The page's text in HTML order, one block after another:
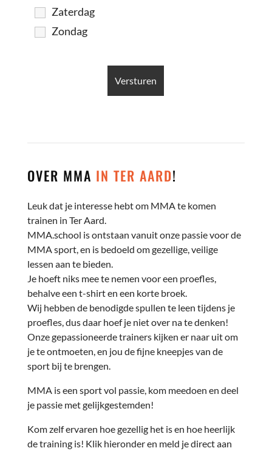
Zaterdag
Zondag
OVER MMA IN TER AARD!
Leuk dat je interesse hebt om MMA te komen
trainen in Ter Aard.
MMA.school is ontstaan vanuit onze passie voor de
MMA sport, en is bedoeld om gezellige, veilige
lessen aan te bieden.
Je hoeft niks mee te nemen voor een proefles,
behalve een t-shirt en een korte broek.
Wij hebben de benodigde spullen te leen tijdens je
proefles, dus daar hoef je niet over na te denken!
Onze gepassioneerde trainers kijken er naar uit om
je te ontmoeten, en jou de fijne kneepjes van de
sport bij te brengen.
MMA is een sport vol passie, kom meedoen en deel
je passie met gelijkgestemden!
Kom zelf ervaren hoe gezellig het is en hoe heerlijk
de training is! Klik hieronder en meld je direct aan